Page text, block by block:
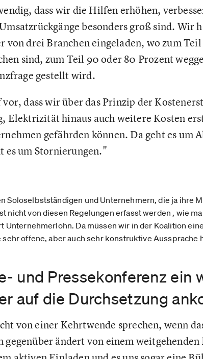
dass wir die Hilfen erhöhen,
besonders groß sind. Wir
von drei Branchen eingeladen, wo zum
sind, zum Teil 90 oder 80 Prozent
gestellt wird.
dass wir über das Prinzip der
Elektrizität hinaus auch weitere Kosten
gefährden können. Da geht es um
es um Stornierungen."
Soloselbstständigen und Unternehmern, die ja ihre
nicht von diesen Regelungen erfasst werden , wie
Unternehmerlohn. Da müssen wir in der Koalition
sehr offene, aber auch sehr konstruktive Aussprache
und Pressekonferenz ein
auf die Durchsetzung
von einer Kehrtwende sprechen, wenn
gegenüber ändert von einem